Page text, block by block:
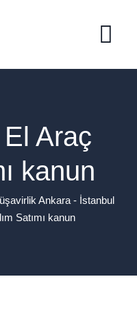
Araç
kanun
Ankara - İstanbul
Satımı kanun